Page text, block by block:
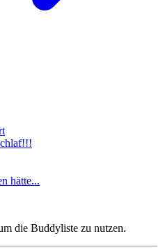
hätte...
die Buddyliste zu nutzen.